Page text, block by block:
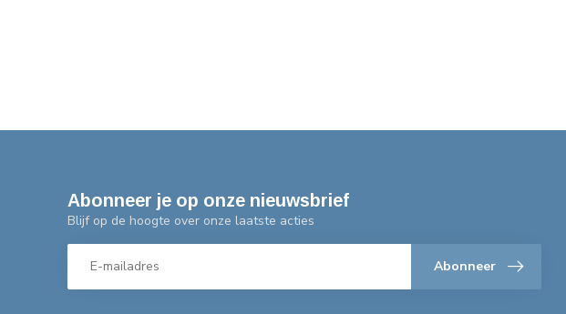
Abonneer je op onze nieuwsbrief
Blijf op de hoogte over onze laatste acties
Abonneer